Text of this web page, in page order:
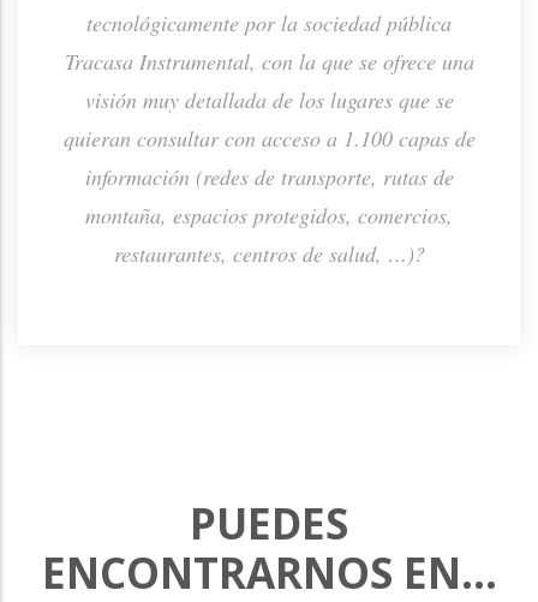
tecnológicamente por la sociedad pública
Tracasa Instrumental, con la que se ofrece una
visión muy detallada de los lugares que se
quieran consultar con acceso a 1.100 capas de
información (redes de transporte, rutas de
montaña, espacios protegidos, comercios,
restaurantes, centros de salud, …)?
PUEDES
ENCONTRARNOS EN...